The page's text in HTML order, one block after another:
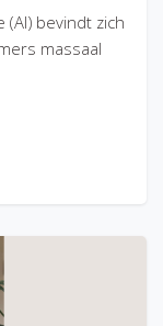
(AI) bevindt zich
massaal